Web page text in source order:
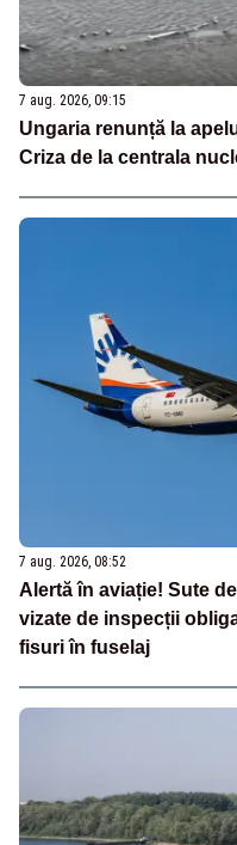
7 aug. 2026, 09:15
Ungaria renunță la
Criza de la centrala
7 aug. 2026, 08:52
Alertă în aviație! Sute
vizate de inspecții
fisuri în fuselaj